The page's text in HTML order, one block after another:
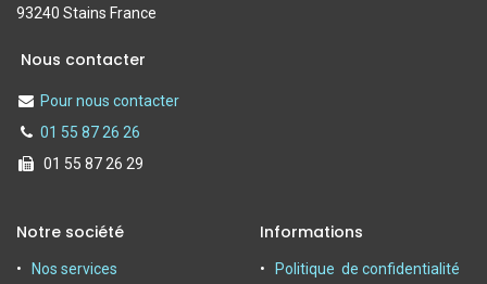
93240 Stains France
Nous contacter
Pour nous contacter
01 55 87 26 26
01 55 87 26 29
Notre société
Nos services
Informations
Politique de confidentialité